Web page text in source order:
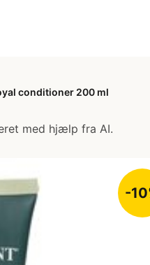
conditioner 200 ml
med hjælp fra AI.
-